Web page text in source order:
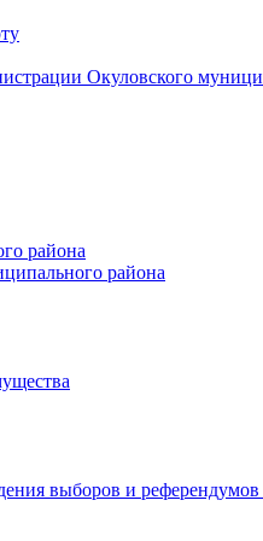
Окуловского
района
района
выборов и